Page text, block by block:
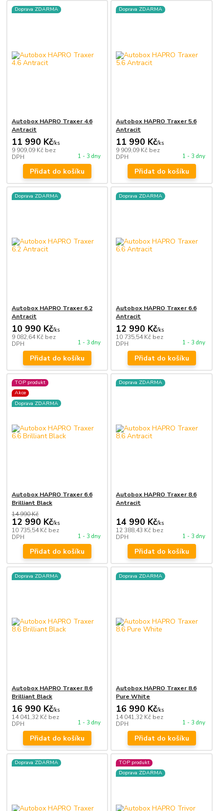
Doprava ZDARMA
Autobox HAPRO Traxer 4.6
Antracit
11 990 Kč/ks
9 909,09 Kč bez
DPH
1 - 3 dny
Přidat do košíku
Doprava ZDARMA
Autobox HAPRO Traxer 5.6
Antracit
11 990 Kč/ks
9 909,09 Kč bez
DPH
1 - 3 dny
Přidat do košíku
Doprava ZDARMA
Autobox HAPRO Traxer 6.2
Antracit
10 990 Kč/ks
9 082,64 Kč bez
DPH
1 - 3 dny
Přidat do košíku
Doprava ZDARMA
Autobox HAPRO Traxer 6.6
Antracit
12 990 Kč/ks
10 735,54 Kč bez
DPH
1 - 3 dny
Přidat do košíku
TOP produkt
Akce
Doprava ZDARMA
Autobox HAPRO Traxer 6.6
Brilliant Black
14 990 Kč
12 990 Kč/ks
10 735,54 Kč bez
DPH
1 - 3 dny
Přidat do košíku
Doprava ZDARMA
Autobox HAPRO Traxer 8.6
Antracit
14 990 Kč/ks
12 388,43 Kč bez
DPH
1 - 3 dny
Přidat do košíku
Doprava ZDARMA
Autobox HAPRO Traxer 8.6
Brilliant Black
16 990 Kč/ks
14 041,32 Kč bez
DPH
1 - 3 dny
Přidat do košíku
Doprava ZDARMA
Autobox HAPRO Traxer 8.6
Pure White
16 990 Kč/ks
14 041,32 Kč bez
DPH
1 - 3 dny
Přidat do košíku
Doprava ZDARMA
TOP produkt
Doprava ZDARMA